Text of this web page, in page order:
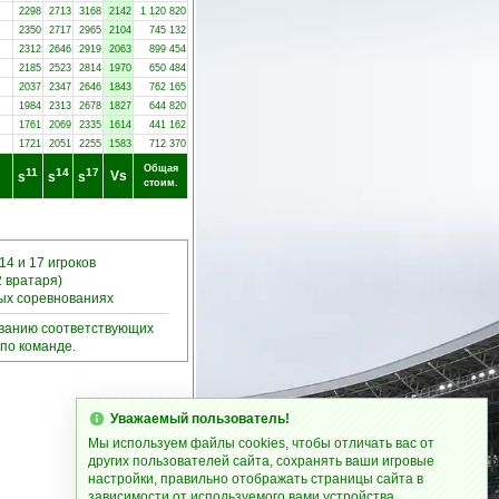
2298 2713 3168 2142
1 120 820
2350
2717 2965 2104
745 132
2312
2646 2919 2063
899 454
2185
2523 2814 1970
650 484
2037
2347 2646 1843
762 165
1984
2313 2678 1827
644 820
1761
2069 2335 1614
441 162
1721
2051 2255 1583 712 370
s11 s14 s17 Vs
Общая
стоим.
и 17 игроков
вратаря)
соревнованиях
соответствующих
команде.
Уважаемый пользователь!
Мы используем файлы cookies, чтобы отличать вас от
других пользователей сайта, сохранять ваши игровые
настройки, правильно отображать страницы сайта в